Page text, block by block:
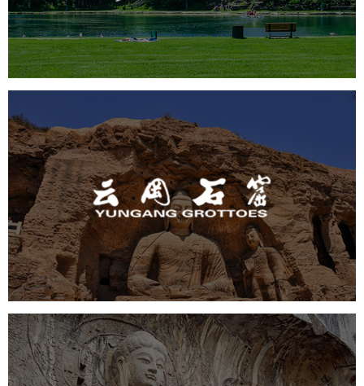
旅游休闲 公园 AI人工智能 智慧公园
智能步道
智能大数据平台
AR太极 智能语音亭
云冈石窟
旅游休闲 景区网站建设 品牌官网
网页设计
景区